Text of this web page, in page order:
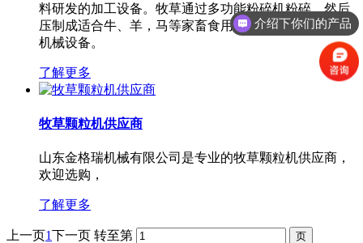
料研发的加工设备。牧草通过多功能粉碎机粉碎，然后
压制成适合牛、羊，马等家畜食用的圆柱形饲料颗粒的
机械设备。
了解更多
牧草颗粒机供应商
山东金格瑞机械有限公司是专业的牧草颗粒机供应商，
欢迎选购，
了解更多
上一页1下一页 转至第
介绍下你们的产品